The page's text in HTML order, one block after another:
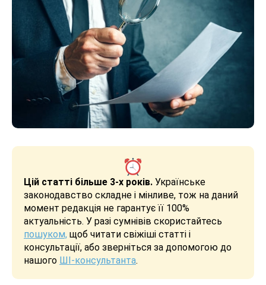
Цій статті більше 3-х років. Українське
законодавство складне і мінливе, тож на даний
момент редакція не гарантує її 100%
актуальність. У разі сумнівів скористайтесь
пошуком, щоб читати свіжіші статті і
консультації, або зверніться за допомогою до
нашого ШІ-консультанта.